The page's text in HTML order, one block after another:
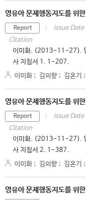
영유아 문제행동지도를 위
Report Issue Date
Citation
이미화. (2013-11-27). 영
사 지침서 1. 1-207.
이미화 ; 김의향 ; 김온기 ;
영유아 문제행동지도를 위
Report Issue Date
Citation
이미화. (2013-11-27). 영
사 지침서 2. 1-387.
이미화 ; 김의향 ; 김온기 ;
영유아 문제행동지도를 위